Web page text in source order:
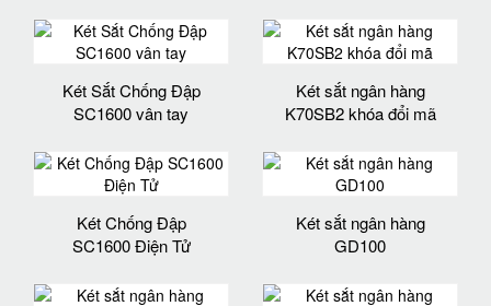
Két Sắt Chống Đập
SC1600 vân tay
Két sắt ngân hàng
K70SB2 khóa đổi mã
Két Chống Đập
SC1600 Điện Tử
Két sắt ngân hàng
GD100